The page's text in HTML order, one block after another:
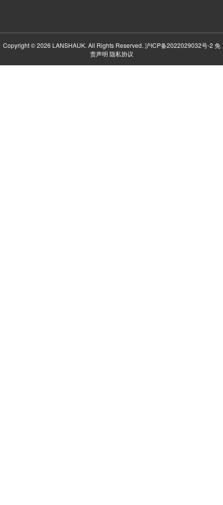
Copyright © 2026 LANSHAUK. All Rights Reserved. 沪ICP备2022029032号-2 免
责声明 隐私协议